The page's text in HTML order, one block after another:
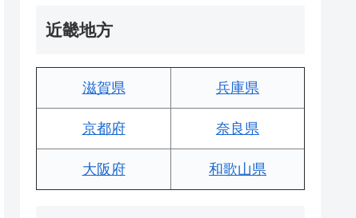
近畿地方
滋賀県 兵庫県
京都府 奈良県
大阪府 和歌山県